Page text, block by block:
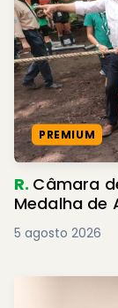
PREMIUM
R. Câmara de
Medalha de
5 agosto 2026